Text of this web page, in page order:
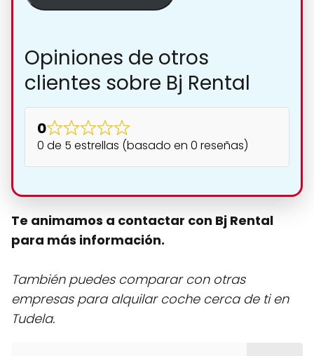
Opiniones de otros
clientes sobre Bj Rental
0
0 de 5 estrellas (basado en 0 reseñas)
Te animamos a contactar con Bj Rental
para más información.
También puedes comparar con otras
empresas para alquilar coche cerca de ti en
Tudela.